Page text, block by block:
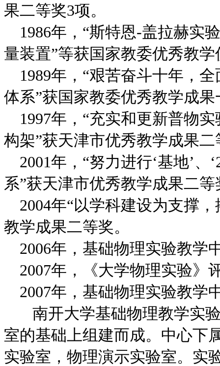
果二等奖3项。
1986年，“斯特恩-盖拉赫实
量装置”等获国家教委优秀教
1989年，“艰苦奋斗十年，全
体系”获国家教委优秀教学成
1997年，“充实和更新普物
构架”获天津市优秀教学成果
2001年，“努力进行‘基地’、
系”获天津市优秀教学成果二
2004年“以学科建设为支撑
教学成果二等奖。
2006年，基础物理实验教学
2007年，《大学物理实验》
2007年，基础物理实验教学
南开大学基础物理教学实
室的基础上组建而成。中心下
实验室，物理演示实验室。实